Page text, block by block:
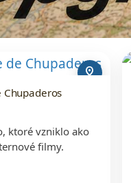
pin_drop
Chupaderos
ktoré vzniklo ako
filmy.